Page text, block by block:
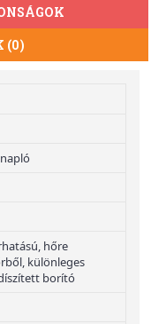
(0)
hőre
különleges
borító